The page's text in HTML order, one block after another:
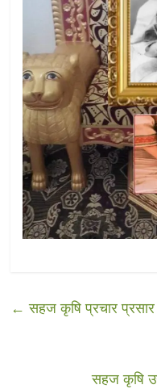
← सहज कृषि प्रचार प्रसार
सहज कृषि